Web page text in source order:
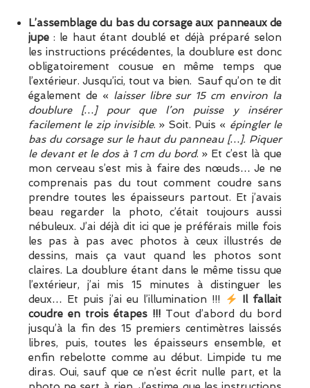
L’assemblage du bas du corsage aux panneaux de
jupe: le haut étant doublé et déjà préparé selon
les instructions précédentes, la doublure est donc
obligatoirement cousue en même temps que
l’extérieur. Jusqu’ici, tout va bien. Sauf qu’on te dit
également de « laisser libre sur 15 cm environ la
doublure […] pour que l’on puisse y insérer
facilement le zip invisible. » Soit. Puis « épingler le
bas du corsage sur le haut du panneau […]. Piquer
le devant et le dos à 1 cm du bord. » Et c’est là que
mon cerveau s’est mis à faire des nœuds… Je ne
comprenais pas du tout comment coudre sans
prendre toutes les épaisseurs partout. Et j’avais
beau regarder la photo, c’était toujours aussi
nébuleux. J’ai déjà dit ici que je préférais mille fois
les pas à pas avec photos à ceux illustrés de
dessins, mais ça vaut quand les photos sont
claires. La doublure étant dans le même tissu que
l’extérieur, j’ai mis 15 minutes à distinguer les
deux… Et puis j’ai eu l’illumination !!!
Il fallait
coudre en trois étapes !!! Tout d’abord du bord
jusqu’à la fin des 15 premiers centimètres laissés
libres, puis, toutes les épaisseurs ensemble, et
enfin rebelotte comme au début. Limpide tu me
diras. Oui, sauf que ce n’est écrit nulle part, et la